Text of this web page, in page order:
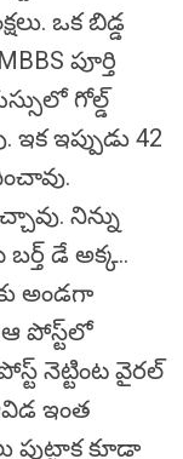
ఒక బిడ్డ
పూర్తి
గోల్డ్
ఇప్పుడు 42
నిన్ను
డే అక్క..
అండగా
ఆ పోస్ట్‌లో
నెట్టింట వైరల్
ఇంత
పుట్టాక కూడా